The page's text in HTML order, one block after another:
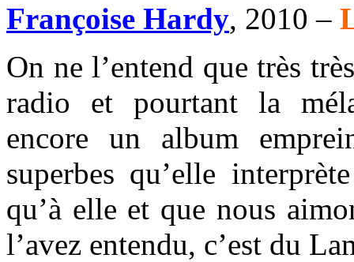
Françoise Hardy, 2010 –
On ne l’entend que très
radio et pourtant la
encore un album
superbes qu’elle
qu’à elle et que nous
l’avez entendu, c’est du